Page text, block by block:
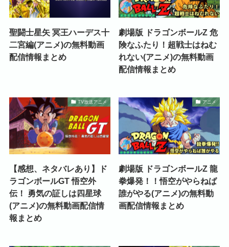
聖闘士星矢 冥王ハーデス十
二宮編(アニメ)の無料動画
配信情報まとめ
劇場版 ドラゴンボールZ 危
険なふたり！超戦士はねむ
れない(アニメ)の無料動画
配信情報まとめ
TV放送アニメ
【感想、ネタバレあり】ド
ラゴンボールGT 悟空外
伝！ 勇気の証しは四星球
(アニメ)の無料動画配信情
報まとめ
アニメ
劇場版 ドラゴンボールZ 龍
拳爆発！！悟空がやらねば
誰がやる(アニメ)の無料動
画配信情報まとめ